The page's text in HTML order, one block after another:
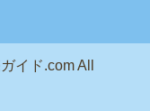
イド.comAll